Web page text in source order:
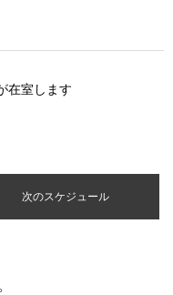
在室します
次のスケジュール